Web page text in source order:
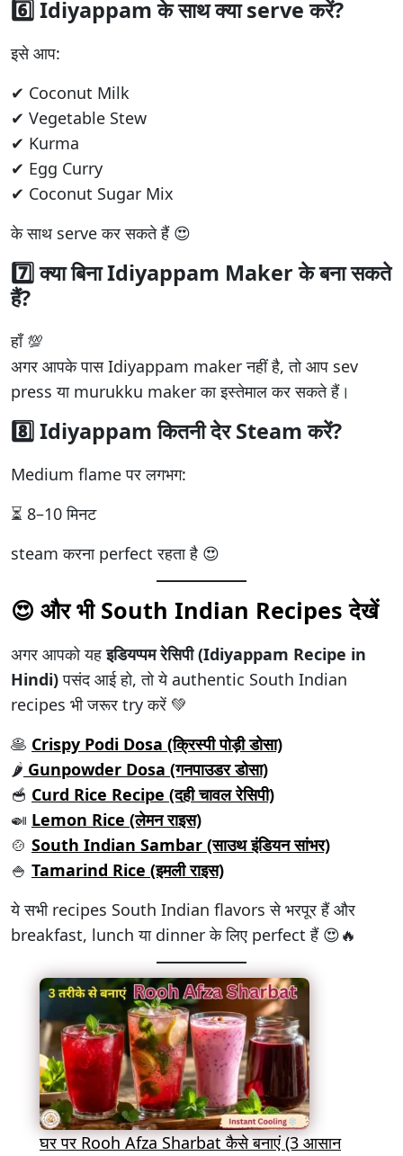
6️⃣ Idiyappam के साथ क्या serve करें?
इसे आप:
✔ Coconut Milk
✔ Vegetable Stew
✔ Kurma
✔ Egg Curry
✔ Coconut Sugar Mix
के साथ serve कर सकते हैं 😍
7️⃣ क्या बिना Idiyappam Maker के बना सकते
हैं?
हाँ 💯
अगर आपके पास Idiyappam maker नहीं है, तो आप sev
press या murukku maker का इस्तेमाल कर सकते हैं।
8️⃣ Idiyappam कितनी देर Steam करें?
Medium flame पर लगभग:
⏳ 8–10 मिनट
steam करना perfect रहता है 😍
😍 और भी South Indian Recipes देखें
अगर आपको यहइडियप्पम रेसिपी (Idiyappam Recipe in
Hindi)पसंद आई हो, तो ये authentic South Indian
recipes भी जरूर try करें 💚
🥞 Crispy Podi Dosa (क्रिस्पी पोड़ी डोसा)
🌶️ Gunpowder Dosa (गनपाउडर डोसा)
🥣 Curd Rice Recipe (दही चावल रेसिपी)
🍛 Lemon Rice (लेमन राइस)
🍲 South Indian Sambar (साउथ इंडियन सांभर)
🍚 Tamarind Rice (इमली राइस)
ये सभी recipes South Indian flavors से भरपूर हैं और
breakfast, lunch या dinner के लिए perfect हैं 😍🔥
घर पर Rooh Afza Sharbat कैसे बनाएं (3 आसान